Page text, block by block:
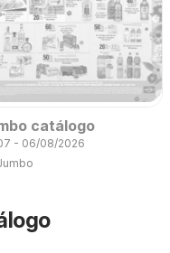
catálogo
- 06/08/2026